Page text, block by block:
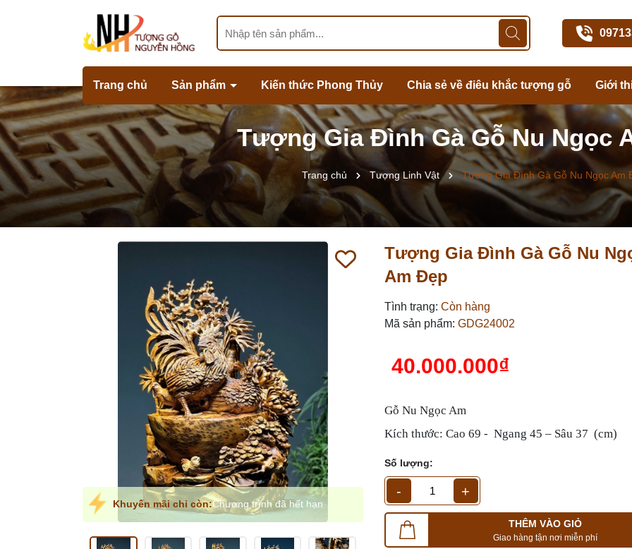
Trang chủ Sản phẩm Kiến thức Phong Thủy Chia sẻ về điêu khắc tượng gỗ Giới
Tượng Gia Đình Gà Gỗ Nu Ngọc
Trang chủ Tượng Linh Vật Tượng Gia Đình Gà Gỗ Nu Ngọc Am
Khuyến mãi chỉ còn:Chương trình đã hết hạn
Tượng Gia Đình Gà Gỗ Nu
Am Đẹp
Tình trạng: Còn hàng
Mã sản phẩm: GDG24002
40.000.000₫
Gỗ Nu Ngọc Am
Kích thước: Cao 69 - Ngang 45 – Sâu 37 (cm)
Số lượng:
- +
THÊM VÀO GIỎ
Giao hàng tận nơi miễn phí